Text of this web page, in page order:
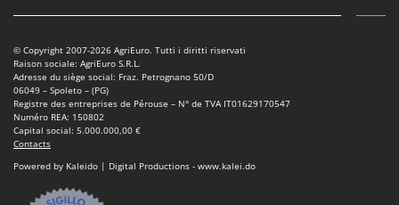
M.A.I.BO.
Macte Ovens
Makita
MAMMAMIA
Marcato
Marina Systems
Master
© Copyright 2007-2026 AgriEuro. Tutti i diritti riservati
Raison sociale: AgriEuro S.R.L.
Adresse du siège social: Fraz. Petrognano 50/D
06049 – Spoleto – (PG)
Registre des entreprises de Pérouse – N° de TVA IT01629170547
Numéro REA: 150802
Capital social: 5.000.000,00 €
Contacts
Powered by Kaleido | Digital Productions - www.kalei.do